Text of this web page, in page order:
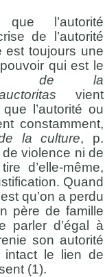
que l’autorité
de l’autorité
est toujours une
qui est le
de la
vient
l’autorité ou
constamment,
la culture, p.
de violence ni de
d’elle-même,
Quand
qu’on a perdu
père de famille
parler d’égal à
son autorité
intact le lien de
(1).